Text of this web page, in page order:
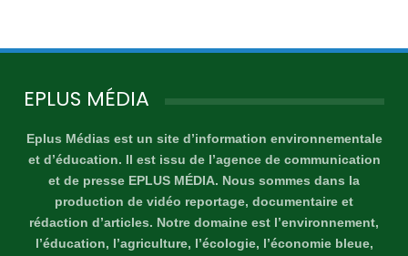
EPLUS MÉDIA
Eplus Médias est un site d’information environnementale
et d’éducation. Il est issu de l’agence de communication
et de presse EPLUS MÉDIA. Nous sommes dans la
production de vidéo reportage, documentaire et
rédaction d’articles. Notre domaine est l’environnement,
l’éducation, l’agriculture, l’écologie, l’économie bleue,